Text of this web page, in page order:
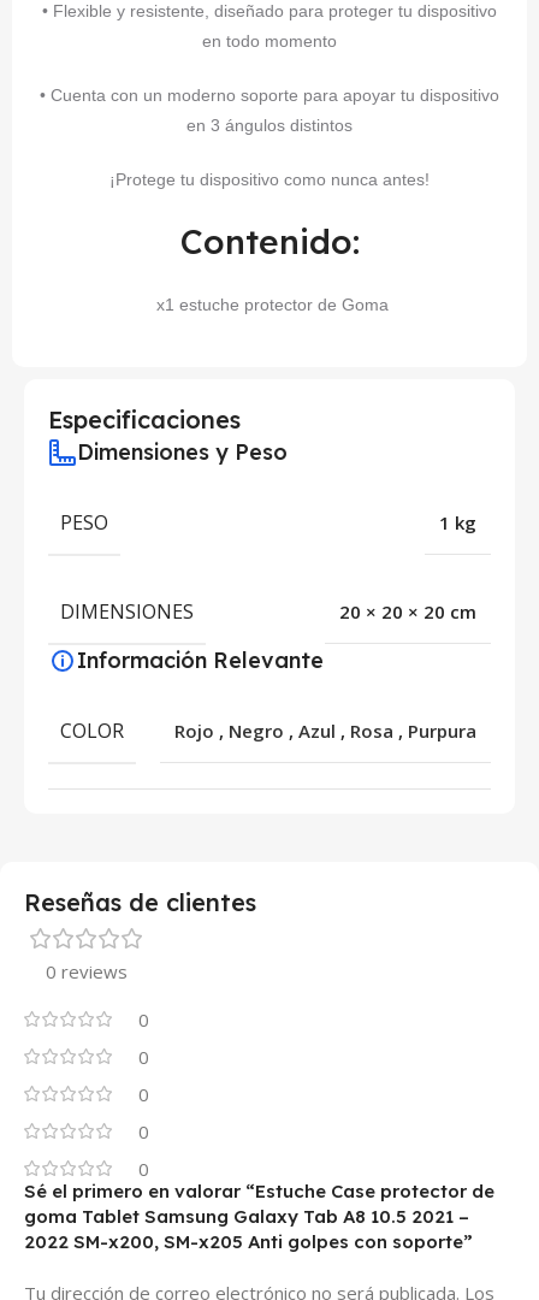
• Flexible y resistente, diseñado para proteger tu dispositivo
en todo momento
• Cuenta con un moderno soporte para apoyar tu dispositivo
en 3 ángulos distintos
¡Protege tu dispositivo como nunca antes!
Contenido:
x1 estuche protector de Goma
Especificaciones
Dimensiones y Peso
PESO 1 kg
DIMENSIONES 20 × 20 × 20 cm
Información Relevante
COLOR Rojo , Negro , Azul , Rosa , Purpura
Reseñas de clientes
0 reviews
0
0
0
0
0
Sé el primero en valorar “Estuche Case protector de
goma Tablet Samsung Galaxy Tab A8 10.5 2021 –
2022 SM-x200, SM-x205 Anti golpes con soporte”
Tu dirección de correo electrónico no será publicada. Los